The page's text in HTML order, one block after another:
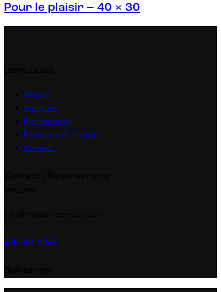
Pour le plaisir – 40 × 30
Accueil
À propos
Mes oeuvres
Événements à venir
Contact
450 501-5343